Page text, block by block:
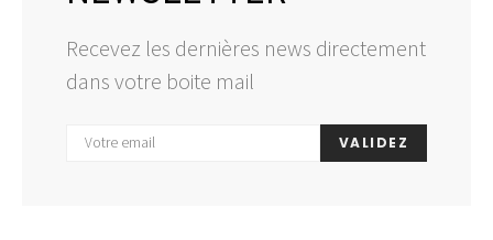
Recevez les dernières news directement
dans votre boite mail
VALIDEZ